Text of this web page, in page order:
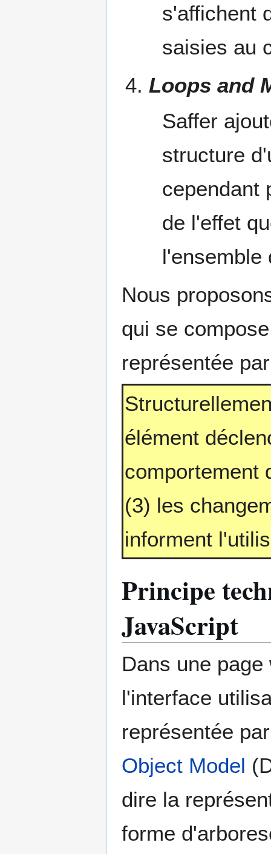
s'affichent
saisies au
Loops and
Saffer
structure
cependant
de l'effet
l'ensemble
Nous
qui se
représentée
élément
comportement
(3) les
informent
Principe
JavaScript
Dans une page
l'interface
représentée
Object Model
dire la
forme